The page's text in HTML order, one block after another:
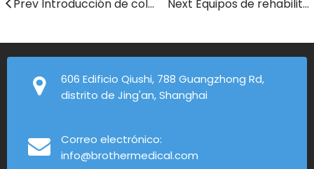
Prev Introducción de colchones de aire para el hospital Next Equipos de rehabilitación bariátrica para el mercado estadounidense
606 Edificio Qiushi, 788 Guangzhong Rd,
distrito de Jing'an, Shanghai
Correo electrónico:
info@brothermedical.com